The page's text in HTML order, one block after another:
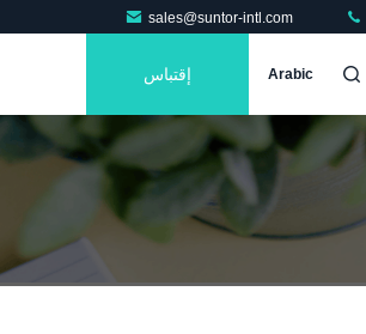
sales@suntor-intl.com
Arabic إقتباس